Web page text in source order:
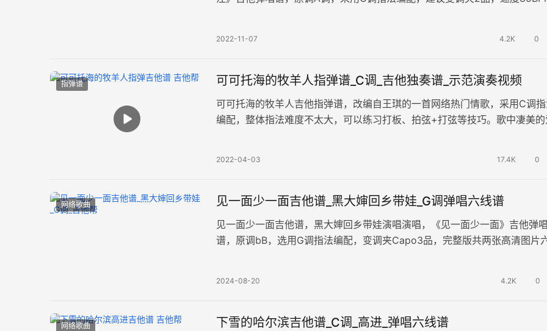
2022-11-07 4.2K 0
指弹谱 可可托海的牧羊人指弹谱_C调_吉他独奏谱_示范演奏视频
可可托海的牧羊人吉他指弹谱，改编自王琪的一首网络热门情歌，采用C调
编配，整体指法难度不太大，可以练习打板、拍弦+打弦等技巧。歌中凄美的
2022-04-03 17.4K 0
网络歌曲 见一面少一面吉他谱_黑大婶回乡带娃_G调弹唱六线谱
见一面少一面吉他谱，黑大婶回乡带娃演唱演唱，《见一面少一面》吉他弹唱
谱，原调bB，选用G调指法编配，变调夹Capo3品，完整版共两张高清图片
2024-08-20 4.2K 0
网络歌曲 下雪的哈尔滨吉他谱_C调_高进_弹唱六线谱